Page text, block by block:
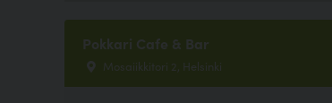
Pokkari Cafe & Bar
Mosaiikkitori 2, Helsinki